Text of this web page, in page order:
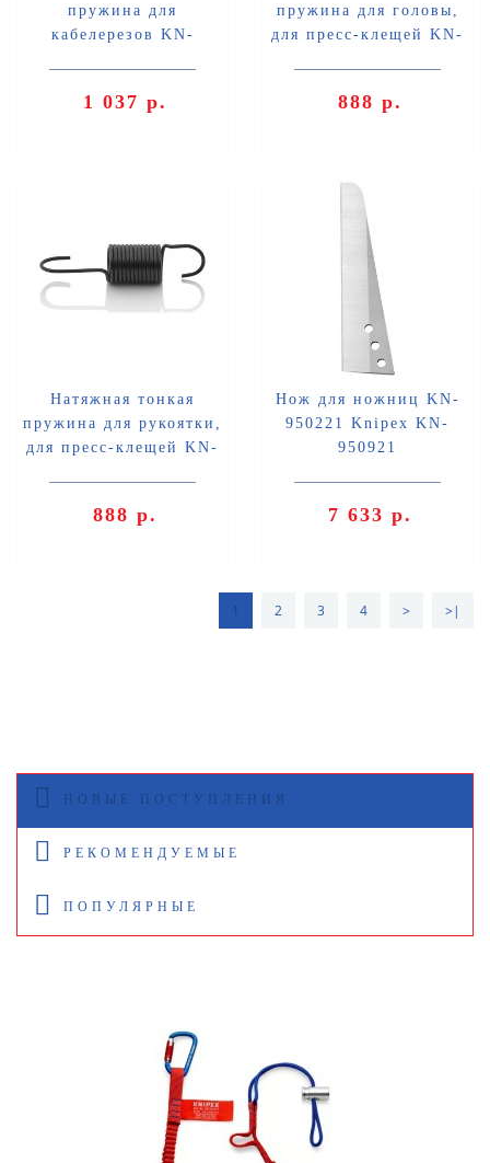
пружина для
кабелерезов KN-
1 037 р.
пружина для головы,
для пресс-клещей KN-
888 р.
Натяжная тонкая
пружина для рукоятки,
для пресс-клещей KN-
888 р.
Нож для ножниц KN-
950221 Knipex KN-
950921
7 633 р.
1 2 3 4 > >|
НОВЫЕ ПОСТУПЛЕНИЯ
РЕКОМЕНДУЕМЫЕ
ПОПУЛЯРНЫЕ